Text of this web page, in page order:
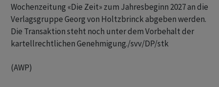
Wochenzeitung «Die Zeit» zum Jahresbeginn 2027 an die
Verlagsgruppe Georg von Holtzbrinck abgeben werden.
Die Transaktion steht noch unter dem Vorbehalt der
kartellrechtlichen Genehmigung./svv/DP/stk
(AWP)